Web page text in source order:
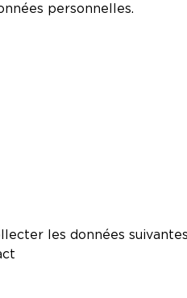
personnelles.
les données